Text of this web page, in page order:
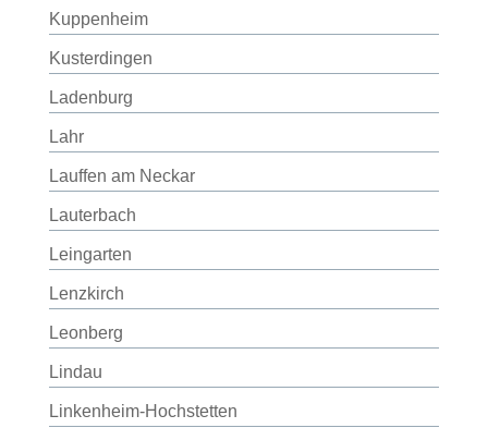
Kuppenheim
Kusterdingen
Ladenburg
Lahr
Lauffen am Neckar
Lauterbach
Leingarten
Lenzkirch
Leonberg
Lindau
Linkenheim-Hochstetten